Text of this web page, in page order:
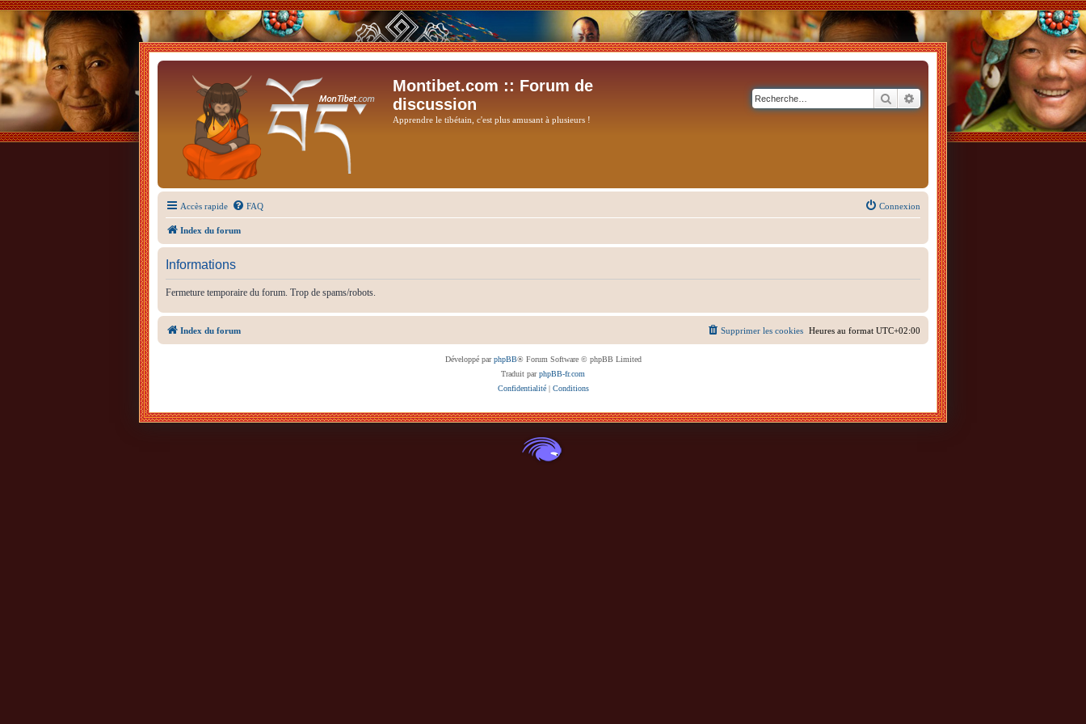
Montibet.com :: Forum de
discussion
Apprendre le tibétain, c'est plus amusant à plusieurs !
RechercherRecherche avancée
Accès rapide FAQ Connexion
Index du forum
Informations
Fermeture temporaire du forum. Trop de spams/robots.
Index du forum Heures au format UTC+02:00
Supprimer les cookies
Développé parphpBB® Forum Software © phpBB Limited
Traduit parphpBB-fr.com
Confidentialité| Conditions